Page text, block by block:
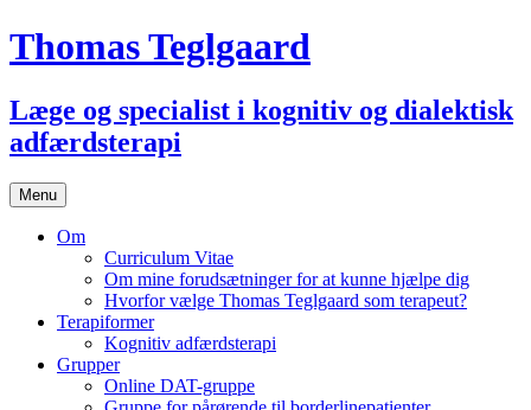
Thomas Teglgaard
Læge og specialist i kognitiv og dialektisk
adfærdsterapi
Menu Skip
to
content
Om
Curriculum Vitae
Om mine forudsætninger for at kunne hjælpe dig
Hvorfor vælge Thomas Teglgaard som terapeut?
Terapiformer
Kognitiv adfærdsterapi
Grupper
Online DAT-gruppe